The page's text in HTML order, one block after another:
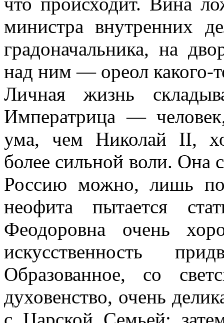
министра внутренних
градоначальника, на
над ним — ореол какого-
Личная жизнь
Императрица —
ума, чем Николай II,
более сильной воли. Она
Россию можно, лишь
неофита пытается
Феодоровна очень
искусственность
Образованное, со
духовенство, очень